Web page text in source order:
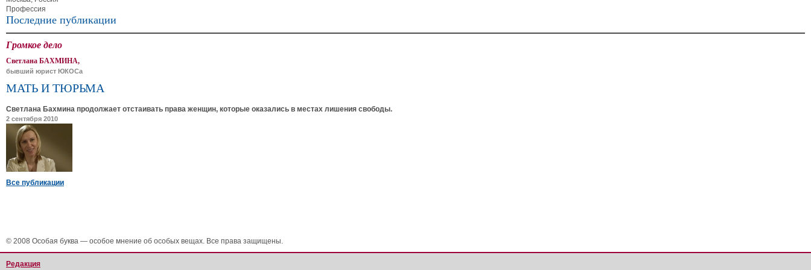
Профессия
Последние публикации
Громкое дело
Светлана БАХМИНА,
бывший юрист ЮКОСа
МАТЬ И ТЮРЬМА
Светлана Бахмина продолжает отстаивать права женщин, которые оказались в местах лишения свободы.
2 сентября 2010
Все публикации
© 2008 Особая буква — особое мнение об особых вещах. Все права защищены.
Редакция